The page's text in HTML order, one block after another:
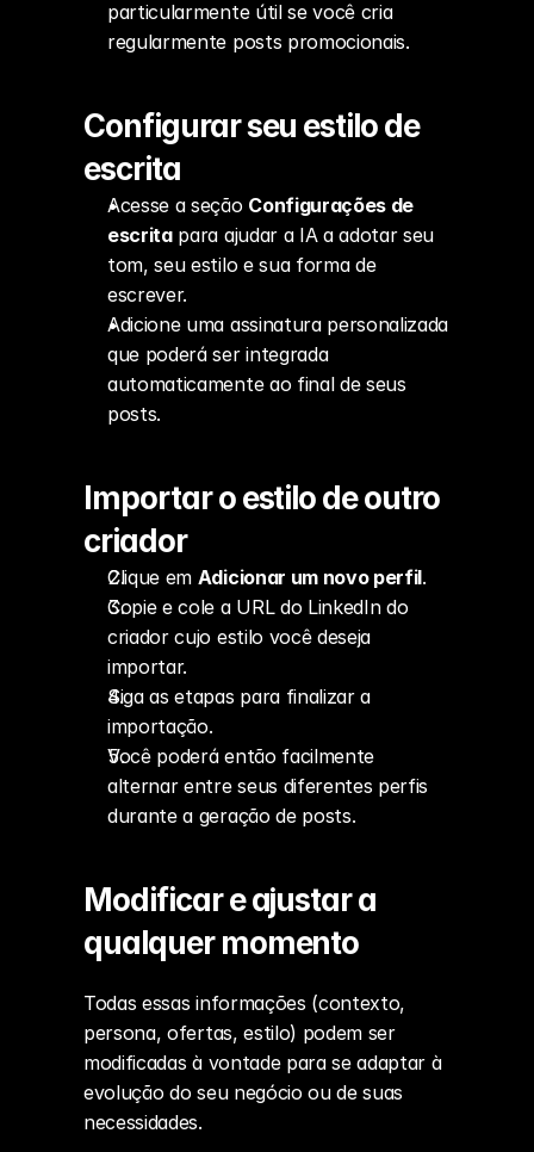
particularmente útil se você cria
regularmente posts promocionais.
Configurar seu estilo de
escrita
Acesse a seção Configurações de
escrita para ajudar a IA a adotar seu
tom, seu estilo e sua forma de
escrever.
Adicione uma assinatura personalizada
que poderá ser integrada
automaticamente ao final de seus
posts.
Importar o estilo de outro
criador
Clique em Adicionar um novo perfil.
Copie e cole a URL do LinkedIn do
criador cujo estilo você deseja
importar.
Siga as etapas para finalizar a
importação.
Você poderá então facilmente
alternar entre seus diferentes perfis
durante a geração de posts.
Modificar e ajustar a
qualquer momento
Todas essas informações (contexto,
persona, ofertas, estilo) podem ser
modificadas à vontade para se adaptar à
evolução do seu negócio ou de suas
necessidades.